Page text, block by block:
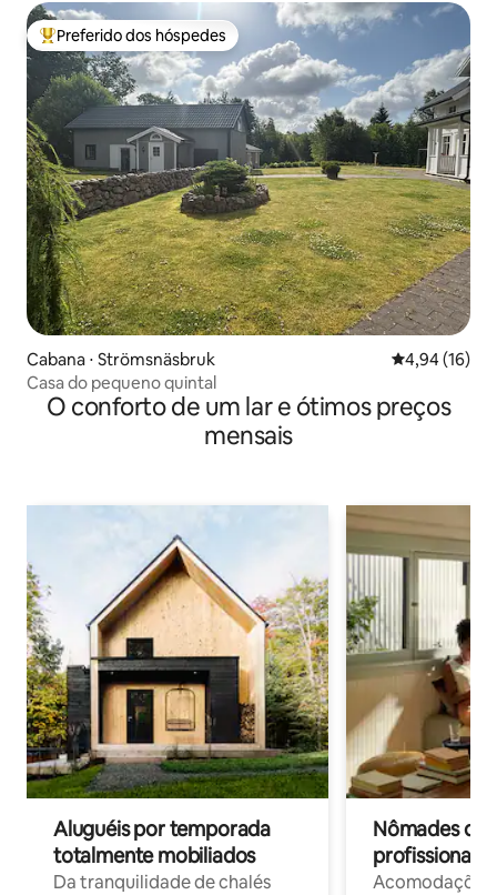
Entre os melhores preferidos dos hóspedes
Preferido dos hóspedes
Cabana ⋅ Strömsnäsbruk 4,94 de uma
4,94 (16)
Casa do pequeno quintal
O conforto de um lar e ótimos preços
mensais
Aluguéis por temporada
totalmente mobiliados
Da tranquilidade de chalés
Nômades
profissionais